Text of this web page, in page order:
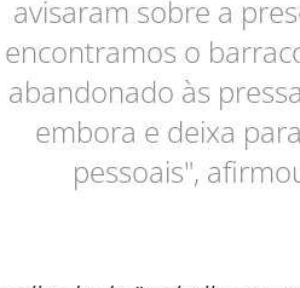
avisaram sobre a
encontramos o
abandonado às
embora e deixa
pessoais",